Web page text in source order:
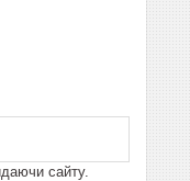
сайту.